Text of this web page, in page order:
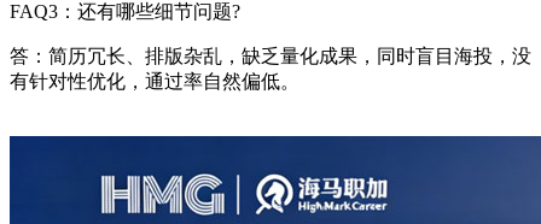
FAQ3：还有哪些细节问题?
答：简历冗长、排版杂乱，缺乏量化成果，同时盲目海投，没
有针对性优化，通过率自然偏低。